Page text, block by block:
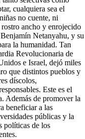
cualquiera sea el
no cuente, ni
ancho y enrojecido
Netanyahu, y su
la humanidad. Tan
Revolucionaria de
e Israel, dejó miles
que distintos pueblos y
díscolos,
Este es el
Además de promover la
beneficiar a las
públicas y la
políticas de los